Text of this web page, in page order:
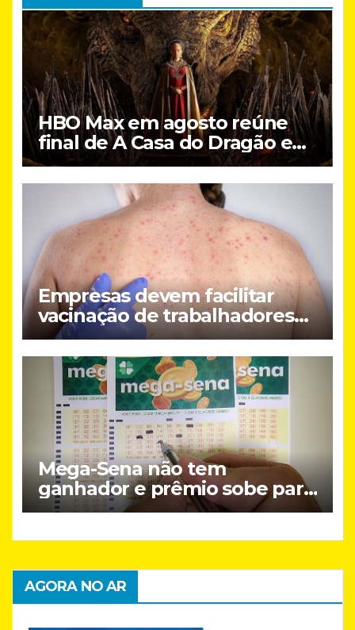
HBO Max em agosto reúne
final de A Casa do Dragão e
Lanternas
Empresas devem facilitar
vacinação de trabalhadores
contra o sarampo
Mega-Sena não tem
ganhador e prêmio sobe para
R$ 150 milhões
AGORA NO AR